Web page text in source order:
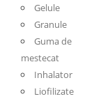
Gelule
Granule
Guma de
mestecat
Inhalator
Liofilizate